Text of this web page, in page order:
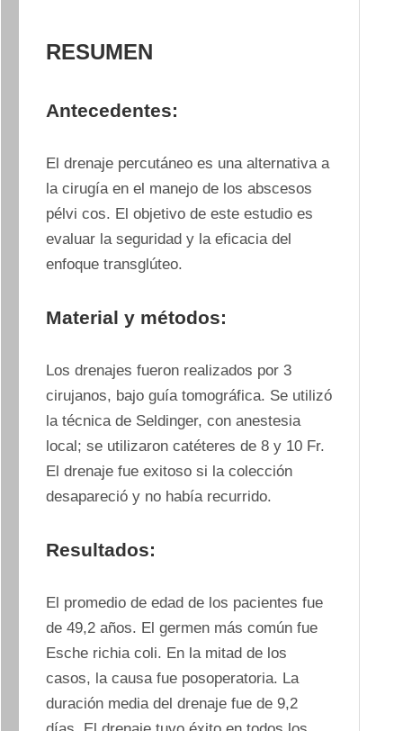
RESUMEN
Antecedentes:
El drenaje percutáneo es una alternativa a
la cirugía en el manejo de los abscesos
pélvi cos. El objetivo de este estudio es
evaluar la seguridad y la eficacia del
enfoque transglúteo.
Material y métodos:
Los drenajes fueron realizados por 3
cirujanos, bajo guía tomográfica. Se utilizó
la técnica de Seldinger, con anestesia
local; se utilizaron catéteres de 8 y 10 Fr.
El drenaje fue exitoso si la colección
desapareció y no había recurrido.
Resultados:
El promedio de edad de los pacientes fue
de 49,2 años. El germen más común fue
Esche richia coli. En la mitad de los
casos, la causa fue posoperatoria. La
duración media del drenaje fue de 9,2